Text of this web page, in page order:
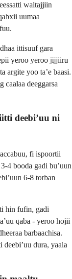
waltajjiin
uumaa
ittisuuf gara
yeroo yeroo jijjiiru
argite yoo ta’e baasi.
caalaa deeggarsa
deebi’uu ni
fi ispoortii
4 booda gadi bu’uun
6-8 torban
hin fufin, gadi
qaba - yeroo hojii
barbaachisa.
dura, yaala